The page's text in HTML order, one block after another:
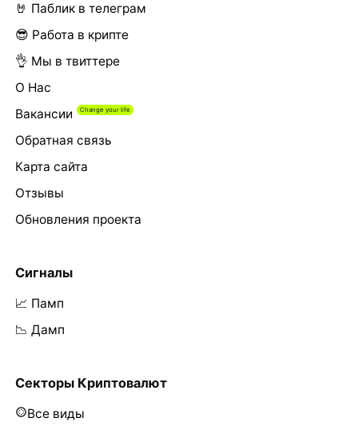
🤘 Паблик в телеграм
😎 Работа в крипте
👌 Мы в твиттере
О Нас
Вакансии
Обратная связь
Карта сайта
Отзывы
Обновления проекта
Сигналы
📈 Памп
📉 Дамп
Секторы Криптовалют
Все виды